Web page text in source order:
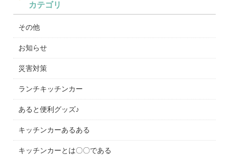
カテゴリ
その他
お知らせ
災害対策
ランチキッチンカー
あると便利グッズ♪
キッチンカーあるある
キッチンカーとは〇〇である